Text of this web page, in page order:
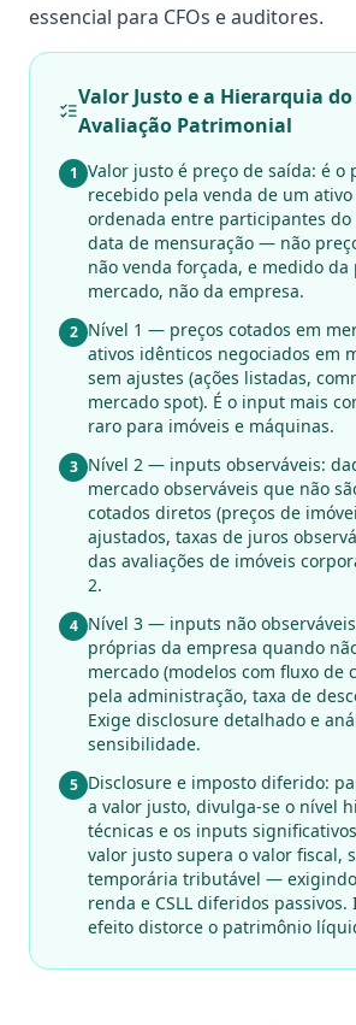
essencial para CFOs e auditores.
Valor Justo e a Hierarquia do
Avaliação Patrimonial
1 Valor justo é preço de saída: é o
recebido pela venda de um
ordenada entre participantes do
data de mensuração — não
não venda forçada, e medido da
mercado, não da empresa.
2 Nível 1 — preços cotados em
ativos idênticos negociados em
sem ajustes (ações listadas,
mercado spot). É o input mais
raro para imóveis e máquinas.
3 Nível 2 — inputs observáveis:
mercado observáveis que não
cotados diretos (preços de
ajustados, taxas de juros
das avaliações de imóveis
2.
4 Nível 3 — inputs não
próprias da empresa quando
mercado (modelos com fluxo de
pela administração, taxa de
Exige disclosure detalhado e
sensibilidade.
5 Disclosure e imposto diferido:
a valor justo, divulga-se o nível
técnicas e os inputs
valor justo supera o valor fiscal,
temporária tributável —
renda e CSLL diferidos
efeito distorce o patrimônio